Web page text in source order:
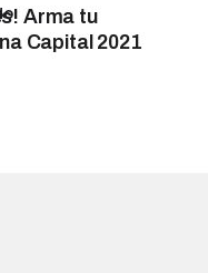
Arma tu
Capital 2021